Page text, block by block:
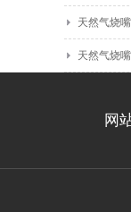
天然气烧
天然气烧
网